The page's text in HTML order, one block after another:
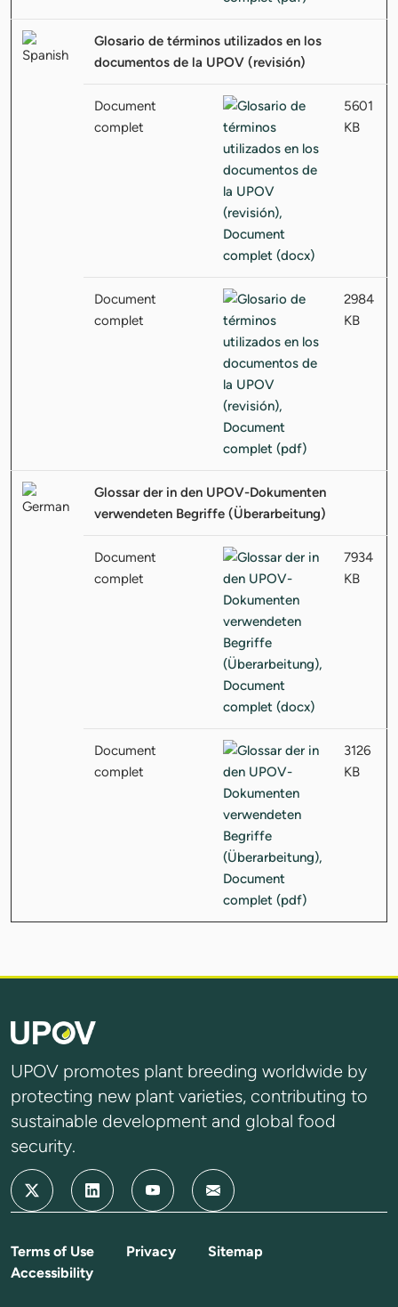
Glosario de términos utilizados en los
documentos de la UPOV (revisión)
Document
complet
5601
KB
Document
complet
2984
KB
Glossar der in den UPOV-Dokumenten
verwendeten Begriffe (Überarbeitung)
Document
complet
7934
KB
Document
complet
3126
KB
UPOV promotes plant breeding worldwide by
protecting new plant varieties, contributing to
sustainable development and global food
security.
Terms of Use Privacy
Sitemap
Accessibility